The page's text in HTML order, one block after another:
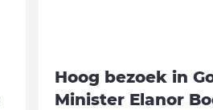
Hoog bezoek in
Minister Elanor